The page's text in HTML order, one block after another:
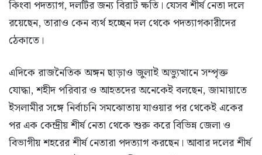
কিংবা পদত্যাগ, দলটির জন্য বিরাট ক্ষতি। যেসব শীর্ষ নেতা দলে
রয়েছেন, তারাও কেন ব্যর্থ হচ্ছেন দল থেকে পদত্যাগকারীদের
ঠেকাতে।
এদিকে রাজনৈতিক অঙ্গন ছাড়াও জুলাই অভ্যুত্থানে সম্পৃক্ত
যোদ্ধা, শহীদ পরিবার ও আহতদের অনেকেই বলছেন, জামায়াতে
ইসলামীর সঙ্গে নির্বাচনি সমঝোতায় যাওয়ার পর থেকেই একের
পর এক কেন্দ্রীয় শীর্ষ নেতা থেকে শুরু করে বিভিন্ন জেলা ও
বিভাগীয় শহরের শীর্ষ নেতারা পদত্যাগ করছেন। আবার দলের শীর্ষ